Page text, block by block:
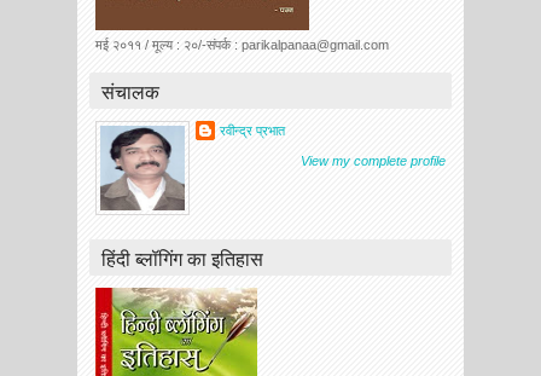
मई २०११ / मूल्य : २०/-संपर्क : parikalpanaa@gmail.com
संचालक
रवीन्द्र प्रभात
View my complete profile
हिंदी ब्लॉगिंग का इतिहास